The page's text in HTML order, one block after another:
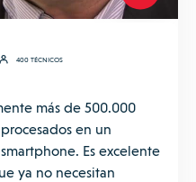
400 TÉCNICOS
más de 500.000
en un
Es excelente
ya no necesitan